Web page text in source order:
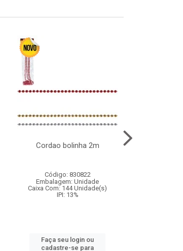
Cordao bolinha 2m
Código: 830822
Embalagem: Unidade
Caixa Com: 144 Unidade(s)
IPI: 13%
Faça seu login ou
cadastre-se para